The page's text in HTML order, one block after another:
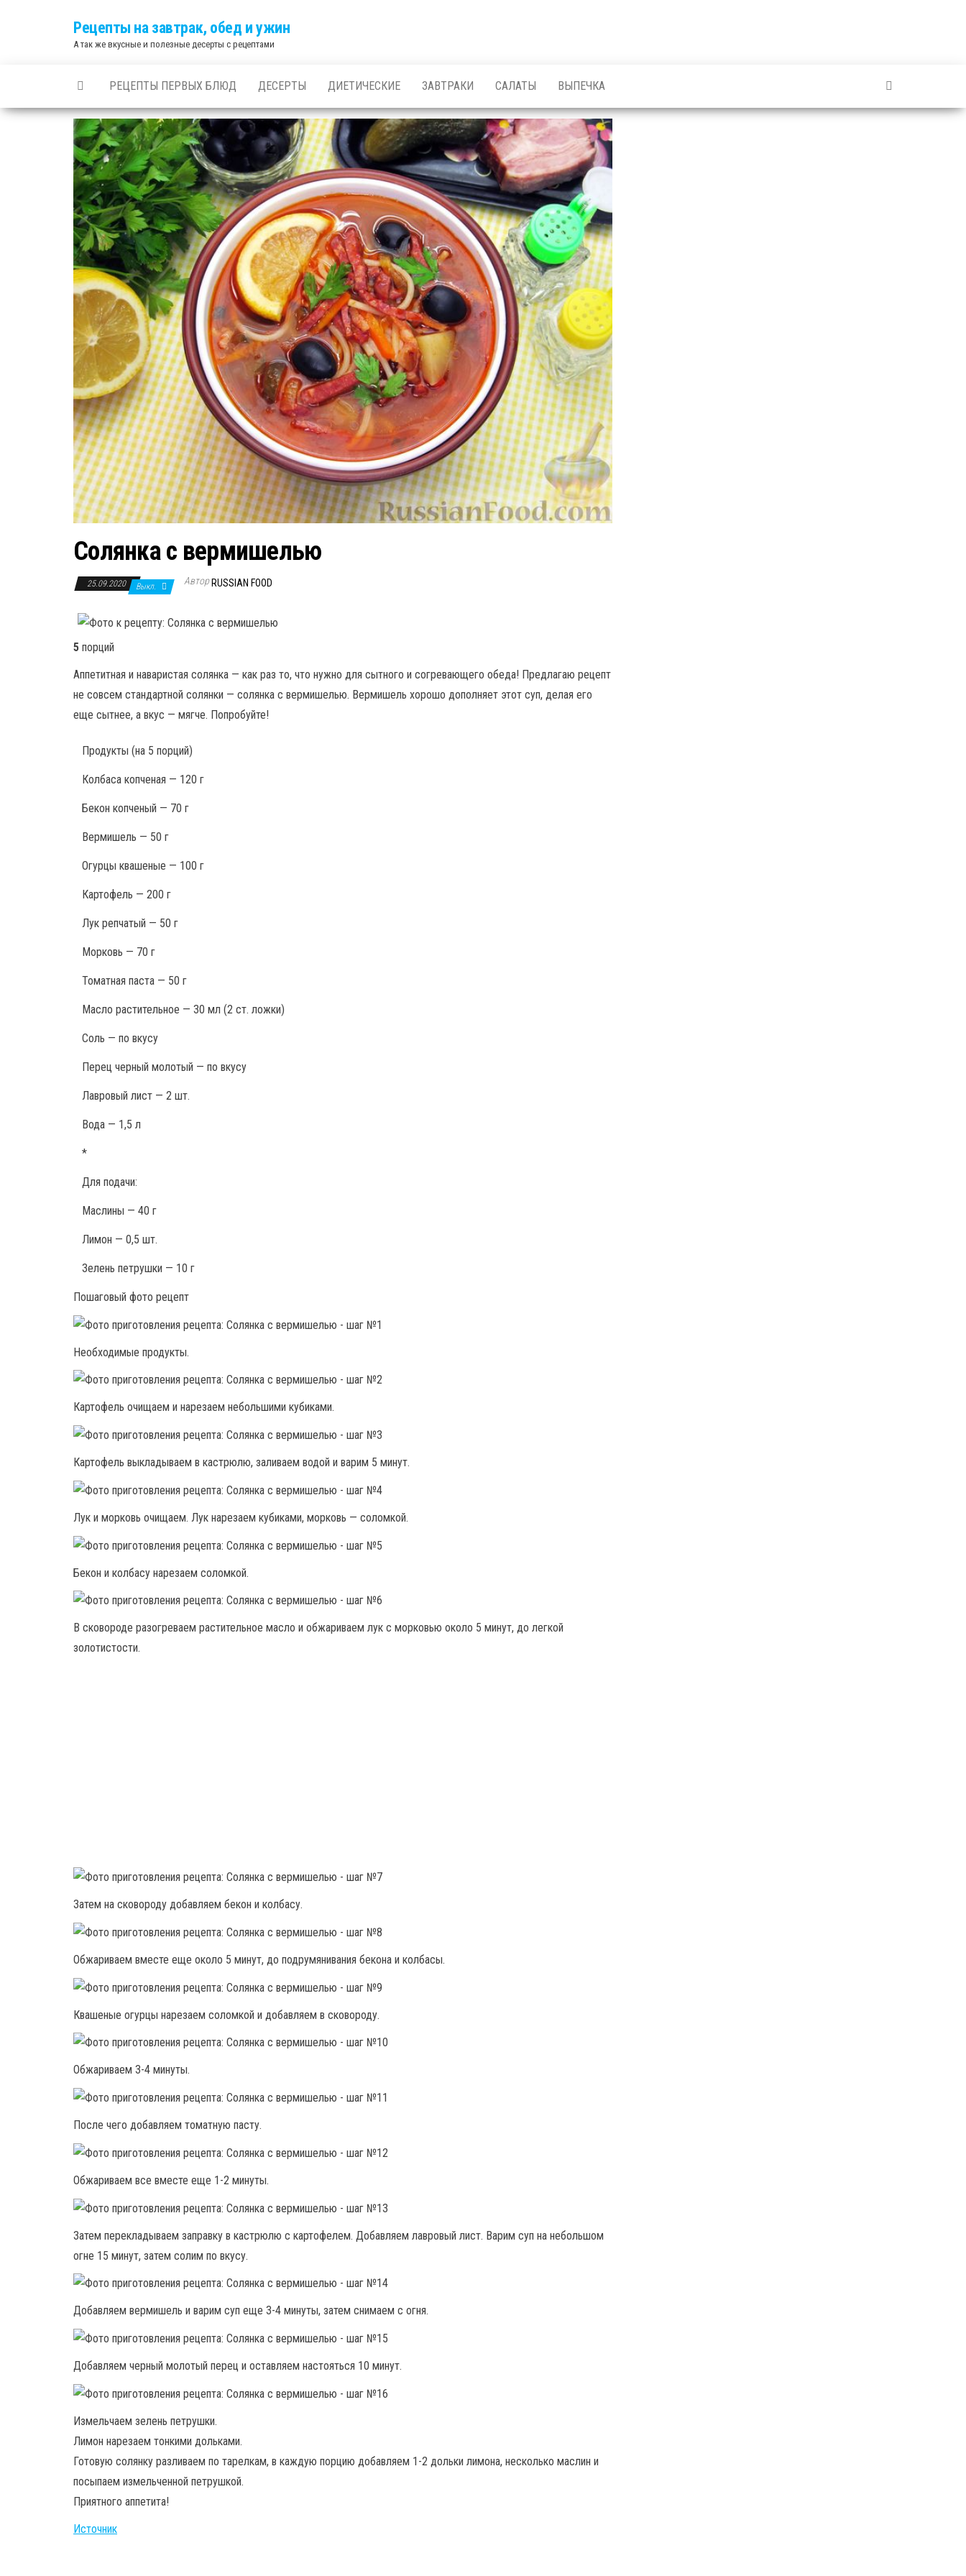
Рецепты на завтрак, обед и ужин
А так же вкусные и полезные десерты с рецептами
РЕЦЕПТЫ ПЕРВЫХ БЛЮД ДЕСЕРТЫ ДИЕТИЧЕСКИЕ ЗАВТРАКИ САЛАТЫ ВЫПЕЧКА
Солянка с вермишелью
25.09.2020 Выкл. Автор RUSSIAN FOOD
5 порций
Аппетитная и наваристая солянка — как раз то, что нужно для сытного и согревающего обеда! Предлагаю рецепт
не совсем стандартной солянки — солянка с вермишелью. Вермишель хорошо дополняет этот суп, делая его
еще сытнее, а вкус — мягче. Попробуйте!
Продукты (на 5 порций)
Колбаса копченая — 120 г
Бекон копченый — 70 г
Вермишель — 50 г
Огурцы квашеные — 100 г
Картофель — 200 г
Лук репчатый — 50 г
Морковь — 70 г
Томатная паста — 50 г
Масло растительное — 30 мл (2 ст. ложки)
Соль — по вкусу
Перец черный молотый — по вкусу
Лавровый лист — 2 шт.
Вода — 1,5 л
*
Для подачи:
Маслины — 40 г
Лимон — 0,5 шт.
Зелень петрушки — 10 г
Пошаговый фото рецепт
Необходимые продукты.
Картофель очищаем и нарезаем небольшими кубиками.
Картофель выкладываем в кастрюлю, заливаем водой и варим 5 минут.
Лук и морковь очищаем. Лук нарезаем кубиками, морковь — соломкой.
Бекон и колбасу нарезаем соломкой.
В сковороде разогреваем растительное масло и обжариваем лук с морковью около 5 минут, до легкой
золотистости.
Затем на сковороду добавляем бекон и колбасу.
Обжариваем вместе еще около 5 минут, до подрумянивания бекона и колбасы.
Квашеные огурцы нарезаем соломкой и добавляем в сковороду.
Обжариваем 3-4 минуты.
После чего добавляем томатную пасту.
Обжариваем все вместе еще 1-2 минуты.
Затем перекладываем заправку в кастрюлю с картофелем. Добавляем лавровый лист. Варим суп на небольшом
огне 15 минут, затем солим по вкусу.
Добавляем вермишель и варим суп еще 3-4 минуты, затем снимаем с огня.
Добавляем черный молотый перец и оставляем настояться 10 минут.
Измельчаем зелень петрушки.
Лимон нарезаем тонкими дольками.
Готовую солянку разливаем по тарелкам, в каждую порцию добавляем 1-2 дольки лимона, несколько маслин и
посыпаем измельченной петрушкой.
Приятного аппетита!
Источник